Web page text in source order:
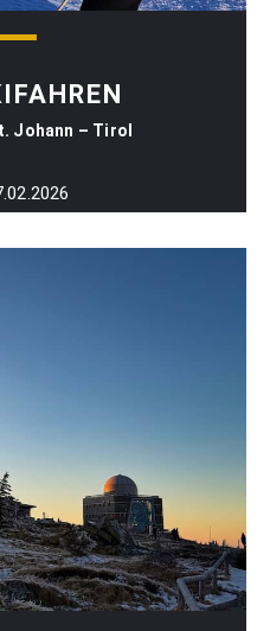
Johann – Tirol